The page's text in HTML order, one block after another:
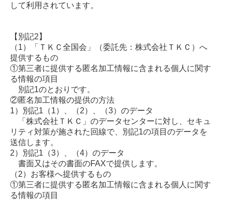
して利用されています。
【別記2】
（1）
「ＴＫＣ全国会」（委託先：株式会社ＴＫＣ）へ
提供するもの
①第三者に提供する匿名加工情報に含まれる個人に関す
る情報の項目
別記1のとおりです。
②匿名加工情報の提供の方法
1） 別記1 （1） 、 （2） 、 （3） のデータ
「株式会社ＴＫＣ」のデータセンターに対し、セキュ
リティ対策が施された回線で、別記1の項目のデータを
送信します。
2） 別記1 （3） 、 （4） のデータ
書面又はその書面のFAXで提供します。
（2） お客様へ提供するもの
①第三者に提供する匿名加工情報に含まれる個人に関す
る情報の項目